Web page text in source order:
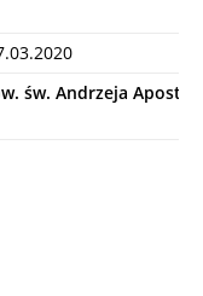
św. Andrzeja